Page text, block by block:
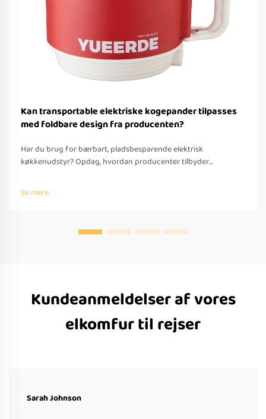
Kan transportable elektriske kogepander tilpasses
med foldbare design fra producenten?
Har du brug for bærbart, pladsbesparende elektrisk
køkkenudstyr? Opdag, hvordan producenter tilbyder
understøttelse, hurtig prototyping og overholdelse af globale
standarder. Anmod om et tilbud i dag.
Se mere
Kundeanmeldelser af vores
elkomfur til rejser
Sarah Johnson